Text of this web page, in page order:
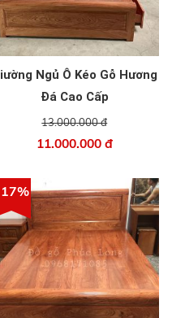
Ngủ Ô Kéo Gỗ Hương
Đá Cao Cấp
13.000.000 đ
11.000.000 đ